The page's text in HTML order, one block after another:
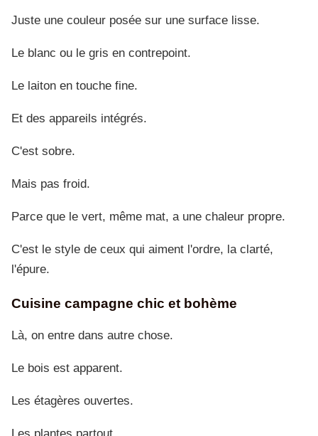
Juste une couleur posée sur une surface lisse.
Le blanc ou le gris en contrepoint.
Le laiton en touche fine.
Et des appareils intégrés.
C'est sobre.
Mais pas froid.
Parce que le vert, même mat, a une chaleur propre.
C'est le style de ceux qui aiment l'ordre, la clarté,
l'épure.
Cuisine campagne chic et bohème
Là, on entre dans autre chose.
Le bois est apparent.
Les étagères ouvertes.